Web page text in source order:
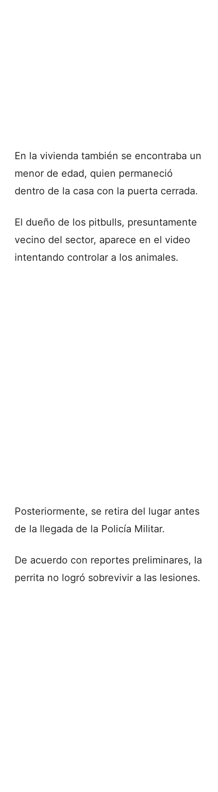
En la vivienda también se encontraba un
menor de edad, quien permaneció
dentro de la casa con la puerta cerrada.
El dueño de los pitbulls, presuntamente
vecino del sector, aparece en el video
intentando controlar a los animales.
Posteriormente, se retira del lugar antes
de la llegada de la Policía Militar.
De acuerdo con reportes preliminares, la
perrita no logró sobrevivir a las lesiones.